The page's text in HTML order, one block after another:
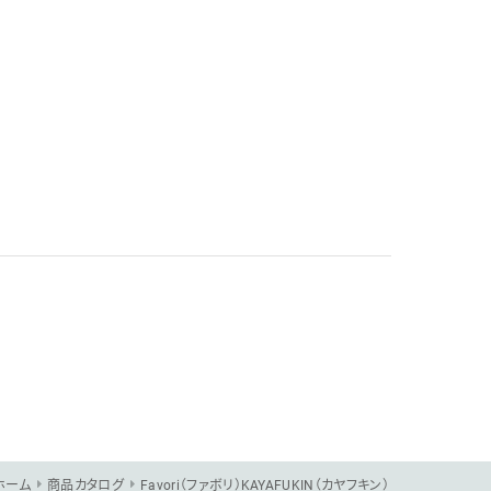
ーム 商品カタログ Favori（ファボリ）KAYAFUKIN（カヤフキン）